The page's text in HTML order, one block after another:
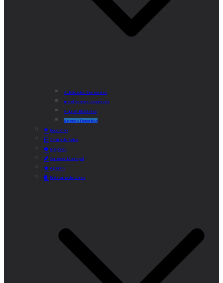
Actividades Semanales
Instalaciones Deportivas
Alquiler Bicicletas
Agenda Deportiva
Educación
Centro de Salud
Mayores
Comedor Municipal
Agenda
Préstamo de Libros